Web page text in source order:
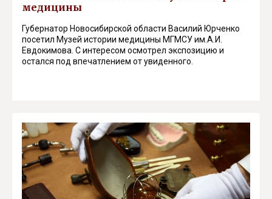
медицины
Губернатор Новосибирской области Василий Юрченко
посетил Музей истории медицины МГМСУ им.А.И.
Евдокимова. С интересом осмотрел экспозицию и
остался под впечатлением от увиденного.